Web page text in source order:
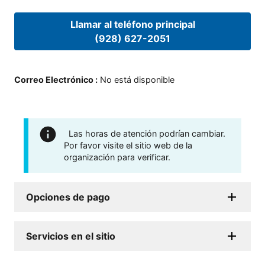
Llamar al teléfono principal
(928) 627-2051
Correo Electrónico : No está disponible
Las horas de atención podrían cambiar.
Por favor visite el sitio web de la
organización para verificar.
Opciones de pago
Servicios en el sitio